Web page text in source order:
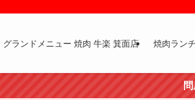
グランドメニュー 焼肉 牛楽 箕面店 焼肉ラン
問屋直送の安